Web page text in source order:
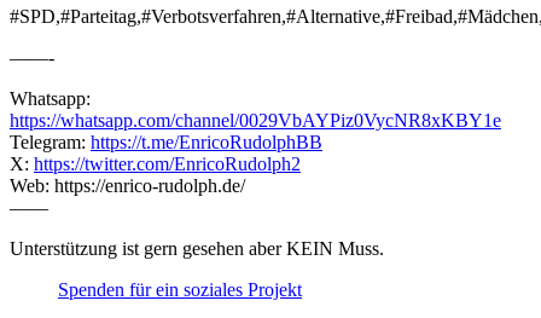
——-
Whatsapp:
https://whatsapp.com/channel/0029VbAYPiz0VycNR8xKBY1e
Telegram: https://t.me/EnricoRudolphBB
X: https://twitter.com/EnricoRudolph2
Web: https://enrico-rudolph.de/
——
Unterstützung ist gern gesehen aber KEIN Muss.
Spenden für ein soziales Projekt